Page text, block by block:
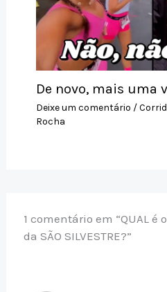
De novo, mais uma
Deixe um comentário /
Rocha
1 comentário em “QUAL é o
da SÃO SILVESTRE?”